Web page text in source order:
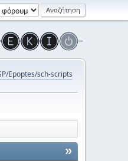
Epoptes/sch-scripts
»